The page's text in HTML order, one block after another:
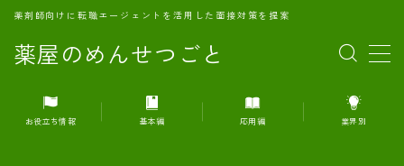
薬屋のめんせつごと
薬剤師向けに転職エージェントを活用した面接対策を提案
MENU
1.転職エージェントとは何か？
お役立ち情報 基本編 応用編 業界別